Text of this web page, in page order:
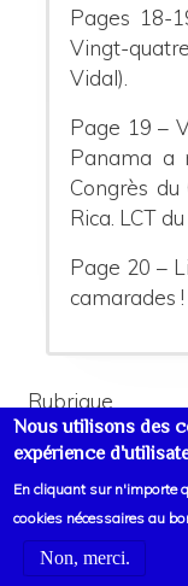
Nous utilisons des
expérience
En cliquant sur n'importe
cookies nécessaires au
Non, merci.
Pages 18-
Vingt-
Vidal).
Page 19 –
Panama a
Congrès du
Rica. LCT
Page 20 –
camarades !
Rubrique
Voir liens d'informations